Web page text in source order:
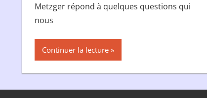
Metzger répond à quelques questions qui
nous
Continuer la lecture